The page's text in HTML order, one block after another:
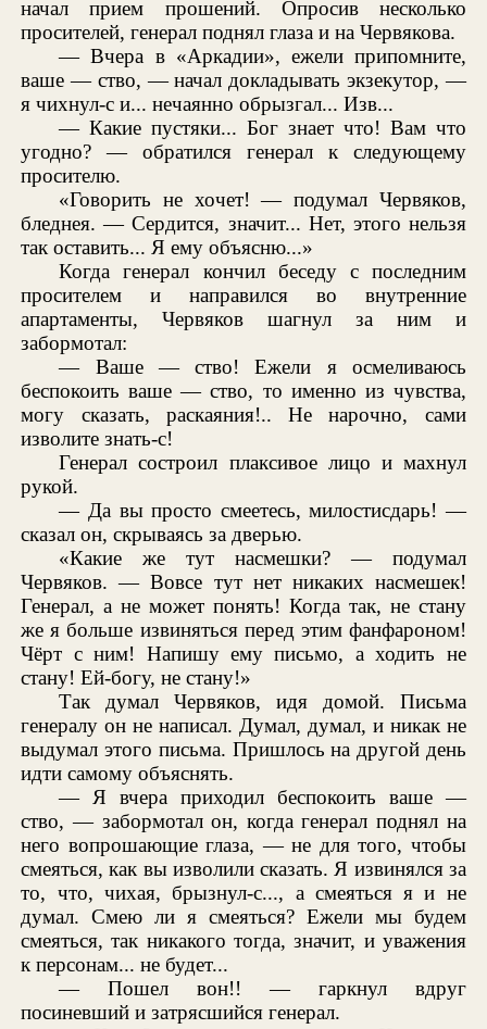
начал прием прошений. Опросив несколько
просителей, генерал поднял глаза и на Червякова.
— Вчера в «Аркадии», ежели припомните,
ваше — ство, — начал докладывать экзекутор, —
я чихнул-с и... нечаянно обрызгал... Изв...
— Какие пустяки... Бог знает что! Вам что
угодно? — обратился генерал к следующему
просителю.
«Говорить не хочет! — подумал Червяков,
бледнея. — Сердится, значит... Нет, этого нельзя
так оставить... Я ему объясню...»
Когда генерал кончил беседу с последним
просителем и направился во внутренние
апартаменты, Червяков шагнул за ним и
забормотал:
— Ваше — ство! Ежели я осмеливаюсь
беспокоить ваше — ство, то именно из чувства,
могу сказать, раскаяния!.. Не нарочно, сами
изволите знать-с!
Генерал состроил плаксивое лицо и махнул
рукой.
— Да вы просто смеетесь, милостисдарь! —
сказал он, скрываясь за дверью.
«Какие же тут насмешки? — подумал
Червяков. — Вовсе тут нет никаких насмешек!
Генерал, а не может понять! Когда так, не стану
же я больше извиняться перед этим фанфароном!
Чёрт с ним! Напишу ему письмо, а ходить не
стану! Ей-богу, не стану!»
Так думал Червяков, идя домой. Письма
генералу он не написал. Думал, думал, и никак не
выдумал этого письма. Пришлось на другой день
идти самому объяснять.
— Я вчера приходил беспокоить ваше —
ство, — забормотал он, когда генерал поднял на
него вопрошающие глаза, — не для того, чтобы
смеяться, как вы изволили сказать. Я извинялся за
то, что, чихая, брызнул-с..., а смеяться я и не
думал. Смею ли я смеяться? Ежели мы будем
смеяться, так никакого тогда, значит, и уважения
к персонам... не будет...
— Пошел вон!! — гаркнул вдруг
посиневший и затрясшийся генерал.